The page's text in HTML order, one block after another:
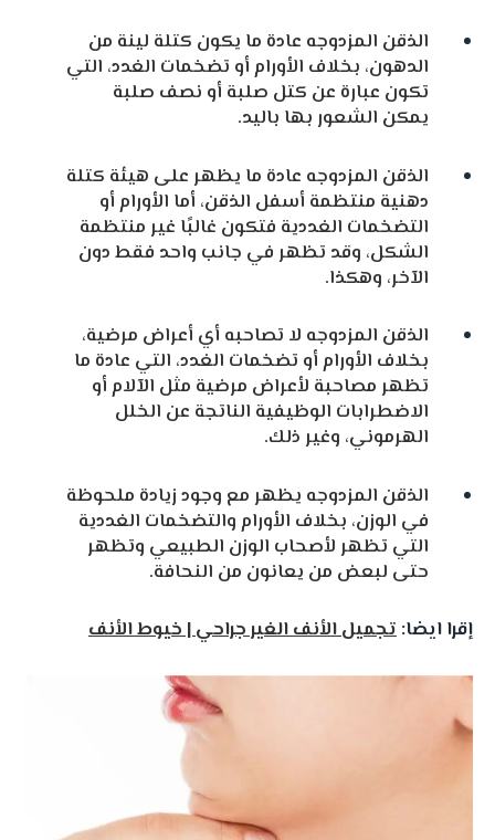
الذقن المزدوجه عادة ما يكون كتلة لينة من
الدهون، بخلاف الأورام أو تضخمات الغدد، التي
تكون عبارة عن كتل صلبة أو نصف صلبة
يمكن الشعور بها باليد.
الذقن المزدوجه عادة ما يظهر على هيئة كتلة
دهنية منتظمة أسفل الذقن، أما الأورام أو
التضخمات الغددية فتكون غالبًا غير منتظمة
الشكل، وقد تظهر في جانب واحد فقط دون
الآخر، وهكذا.
الذقن المزدوجه لا تصاحبه أي أعراض مرضية،
بخلاف الأورام أو تضخمات الغدد، التي عادة ما
تظهر مصاحبة لأعراض مرضية مثل الآلام أو
الاضطرابات الوظيفية الناتجة عن الخلل
الهرموني، وغير ذلك.
الذقن المزدوجه يظهر مع وجود زيادة ملحوظة
في الوزن، بخلاف الأورام والتضخمات الغددية
التي تظهر لأصحاب الوزن الطبيعي وتظهر
حتى لبعض من يعانون من النحافة.
إقرا ايضا:تجميل الأنف الغير جراحي | خيوط الأنف